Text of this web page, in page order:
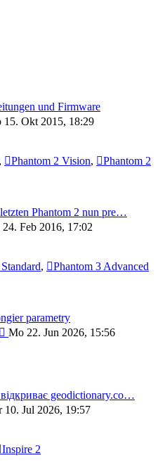
und Firmware
15. Okt 2015, 18:29
, Phantom 2 Vision,
Phantom 2
Phantom 2 nun pre…
Feb 2016, 17:02
,
Phantom 3 Advanced
parametry
Neuester
Mo 22. Jun 2026, 15:56
geodictionary.co…
10. Jul 2026, 19:57
Inspire 2